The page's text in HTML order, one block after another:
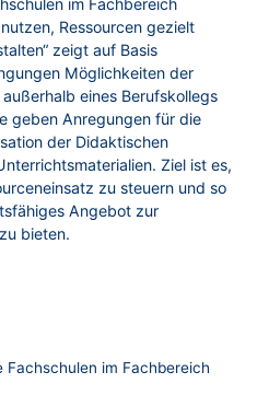
im Fachbereich
Ressourcen gezielt
zeigt auf Basis
Möglichkeiten der
eines Berufskollegs
geben Anregungen für die
der Didaktischen
Ziel ist es,
zu steuern und so
Angebot zur
bieten.
Fachschulen im Fachbereich